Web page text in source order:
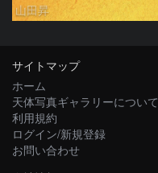
山田昇
サイトマップ
ホーム
天体写真ギャラリーについて
利用規約
ログイン/新規登録
お問い合わせ